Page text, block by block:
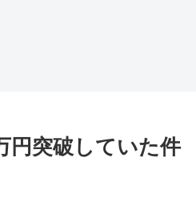
円突破していた件